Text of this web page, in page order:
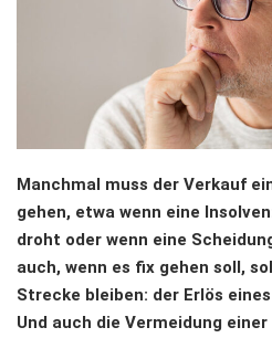
Manchmal muss der Verkauf
gehen, etwa wenn eine
droht oder wenn eine
auch, wenn es fix gehen soll,
Strecke bleiben: der Erlös
Und auch die Vermeidung